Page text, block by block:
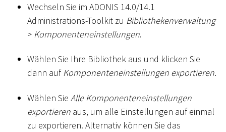
Wechseln Sie im ADONIS 14.0/14.1
Administrations-Toolkit zu Bibliothekenverwaltung
> Komponenteneinstellungen.
Wählen Sie Ihre Bibliothek aus und klicken Sie
dann aufKomponenteneinstellungen exportieren.
Wählen Sie Alle Komponenteneinstellungen
exportieren aus, um alle Einstellungen auf einmal
zu exportieren. Alternativ können Sie das